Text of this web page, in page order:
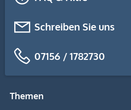
Schreiben Sie uns
07156 / 1782730
Themen